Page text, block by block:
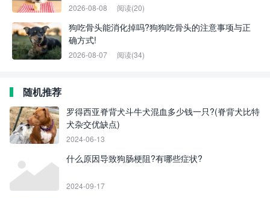
2026-08-08 阅读(20)
狗吃骨头能消化掉吗?狗狗吃骨头的注意事项与正
确方式!
2026-08-07 阅读(34)
随机推荐
罗得西亚脊背犬斗牛犬混血多少钱一只?(脊背犬比特
犬杂交优缺点)
2024-06-13
什么原因导致狗肠梗阻?有哪些症状?
2024-09-17